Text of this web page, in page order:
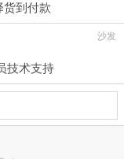
货到付款
沙发
技术支持